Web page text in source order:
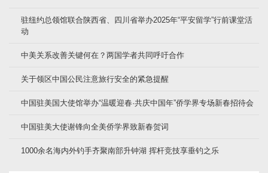
驻纽约总领馆联合陕西省、四川省举办2025年“平安留学”行前课堂活
动
中美关系改善关键何在？两国学者共同呼吁合作
关于领区中国公民注意旅行安全的紧急提醒
中国驻美国大使馆举办“温暖迎春·共庆中国年”侨学界专场新春招待会
中国驻美大使谢锋向全美侨学界致新春贺词
1000余名海内外钓手齐聚南部升钟湖 挥杆竞技享垂钓之乐